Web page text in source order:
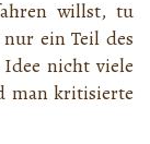
willst, tu
ein Teil des
nicht viele
man kritisierte